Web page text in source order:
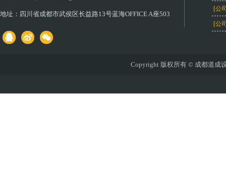
[公
[公
地址： 四川省成都市武侯区长益路13号蓝海OFFICE A座503
Copyright 版权所有 © 成都道